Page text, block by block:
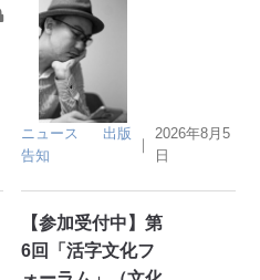
ニュース
出版
告知
｜
2026年8月5
日
【参加受付中】第
6回「活字文化フ